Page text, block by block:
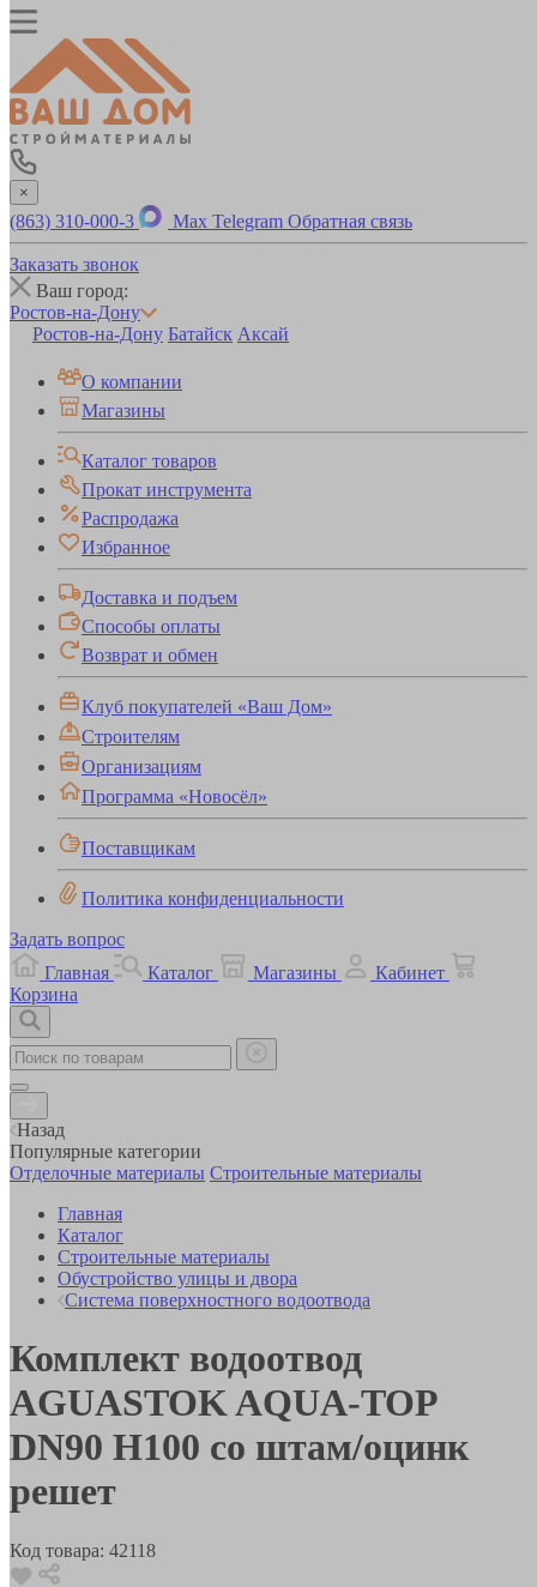
×
(863) 310-000-3 Max Telegram Обратная связь
Заказать звонок
Ваш город:
Ростов-на-Дону
Ростов-на-Дону Батайск Аксай
О компании
Магазины
Каталог товаров
Прокат инструмента
Распродажа
Избранное
Доставка и подъем
Способы оплаты
Возврат и обмен
Клуб покупателей «Ваш Дом»
Строителям
Организациям
Программа «Новосёл»
Поставщикам
Политика конфиденциальности
Задать вопрос
Главная
Каталог Магазины
Кабинет
Корзина
Назад
Популярные категории
Отделочные материалы Строительные материалы
Главная
Каталог
Строительные материалы
Обустройство улицы и двора
Система поверхностного водоотвода
Комплект водоотвод
AGUASTOK AQUA-TOP
DN90 H100 со штам/оцинк
решет
Код товара: 42118